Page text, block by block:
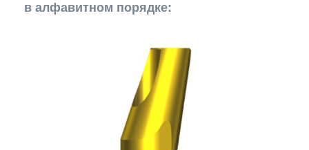
в алфавитном порядке: